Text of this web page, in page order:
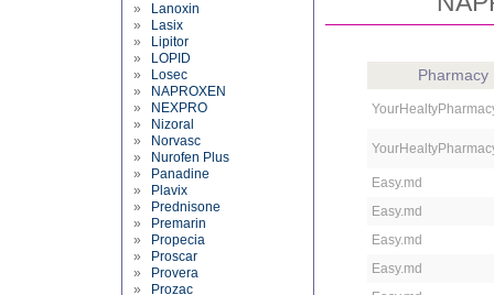
»
Lanoxin
»
Lasix
»
Lipitor
»
LOPID
»
Losec
»
NAPROXEN
»
NEXPRO
»
Nizoral
»
Norvasc
»
Nurofen Plus
»
Panadine
»
Plavix
»
Prednisone
»
Premarin
»
Propecia
»
Proscar
»
Provera
»
Prozac
Pharmacy
Easy.md
Easy.md
Easy.md
Easy.md